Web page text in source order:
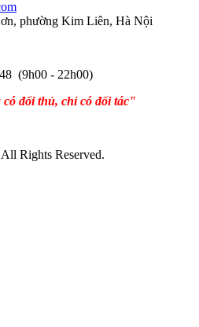
phường Kim Liên, Hà Nội
(9h00 - 22h00)
đối thủ, chỉ có đối tác"
Rights Reserved.